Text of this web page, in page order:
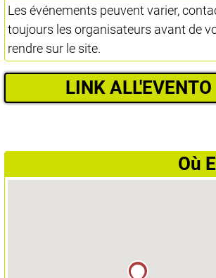
Les événements peuvent varier,
toujours les organisateurs avant de
rendre sur le site.
LINK ALL'EVENTO
­Où